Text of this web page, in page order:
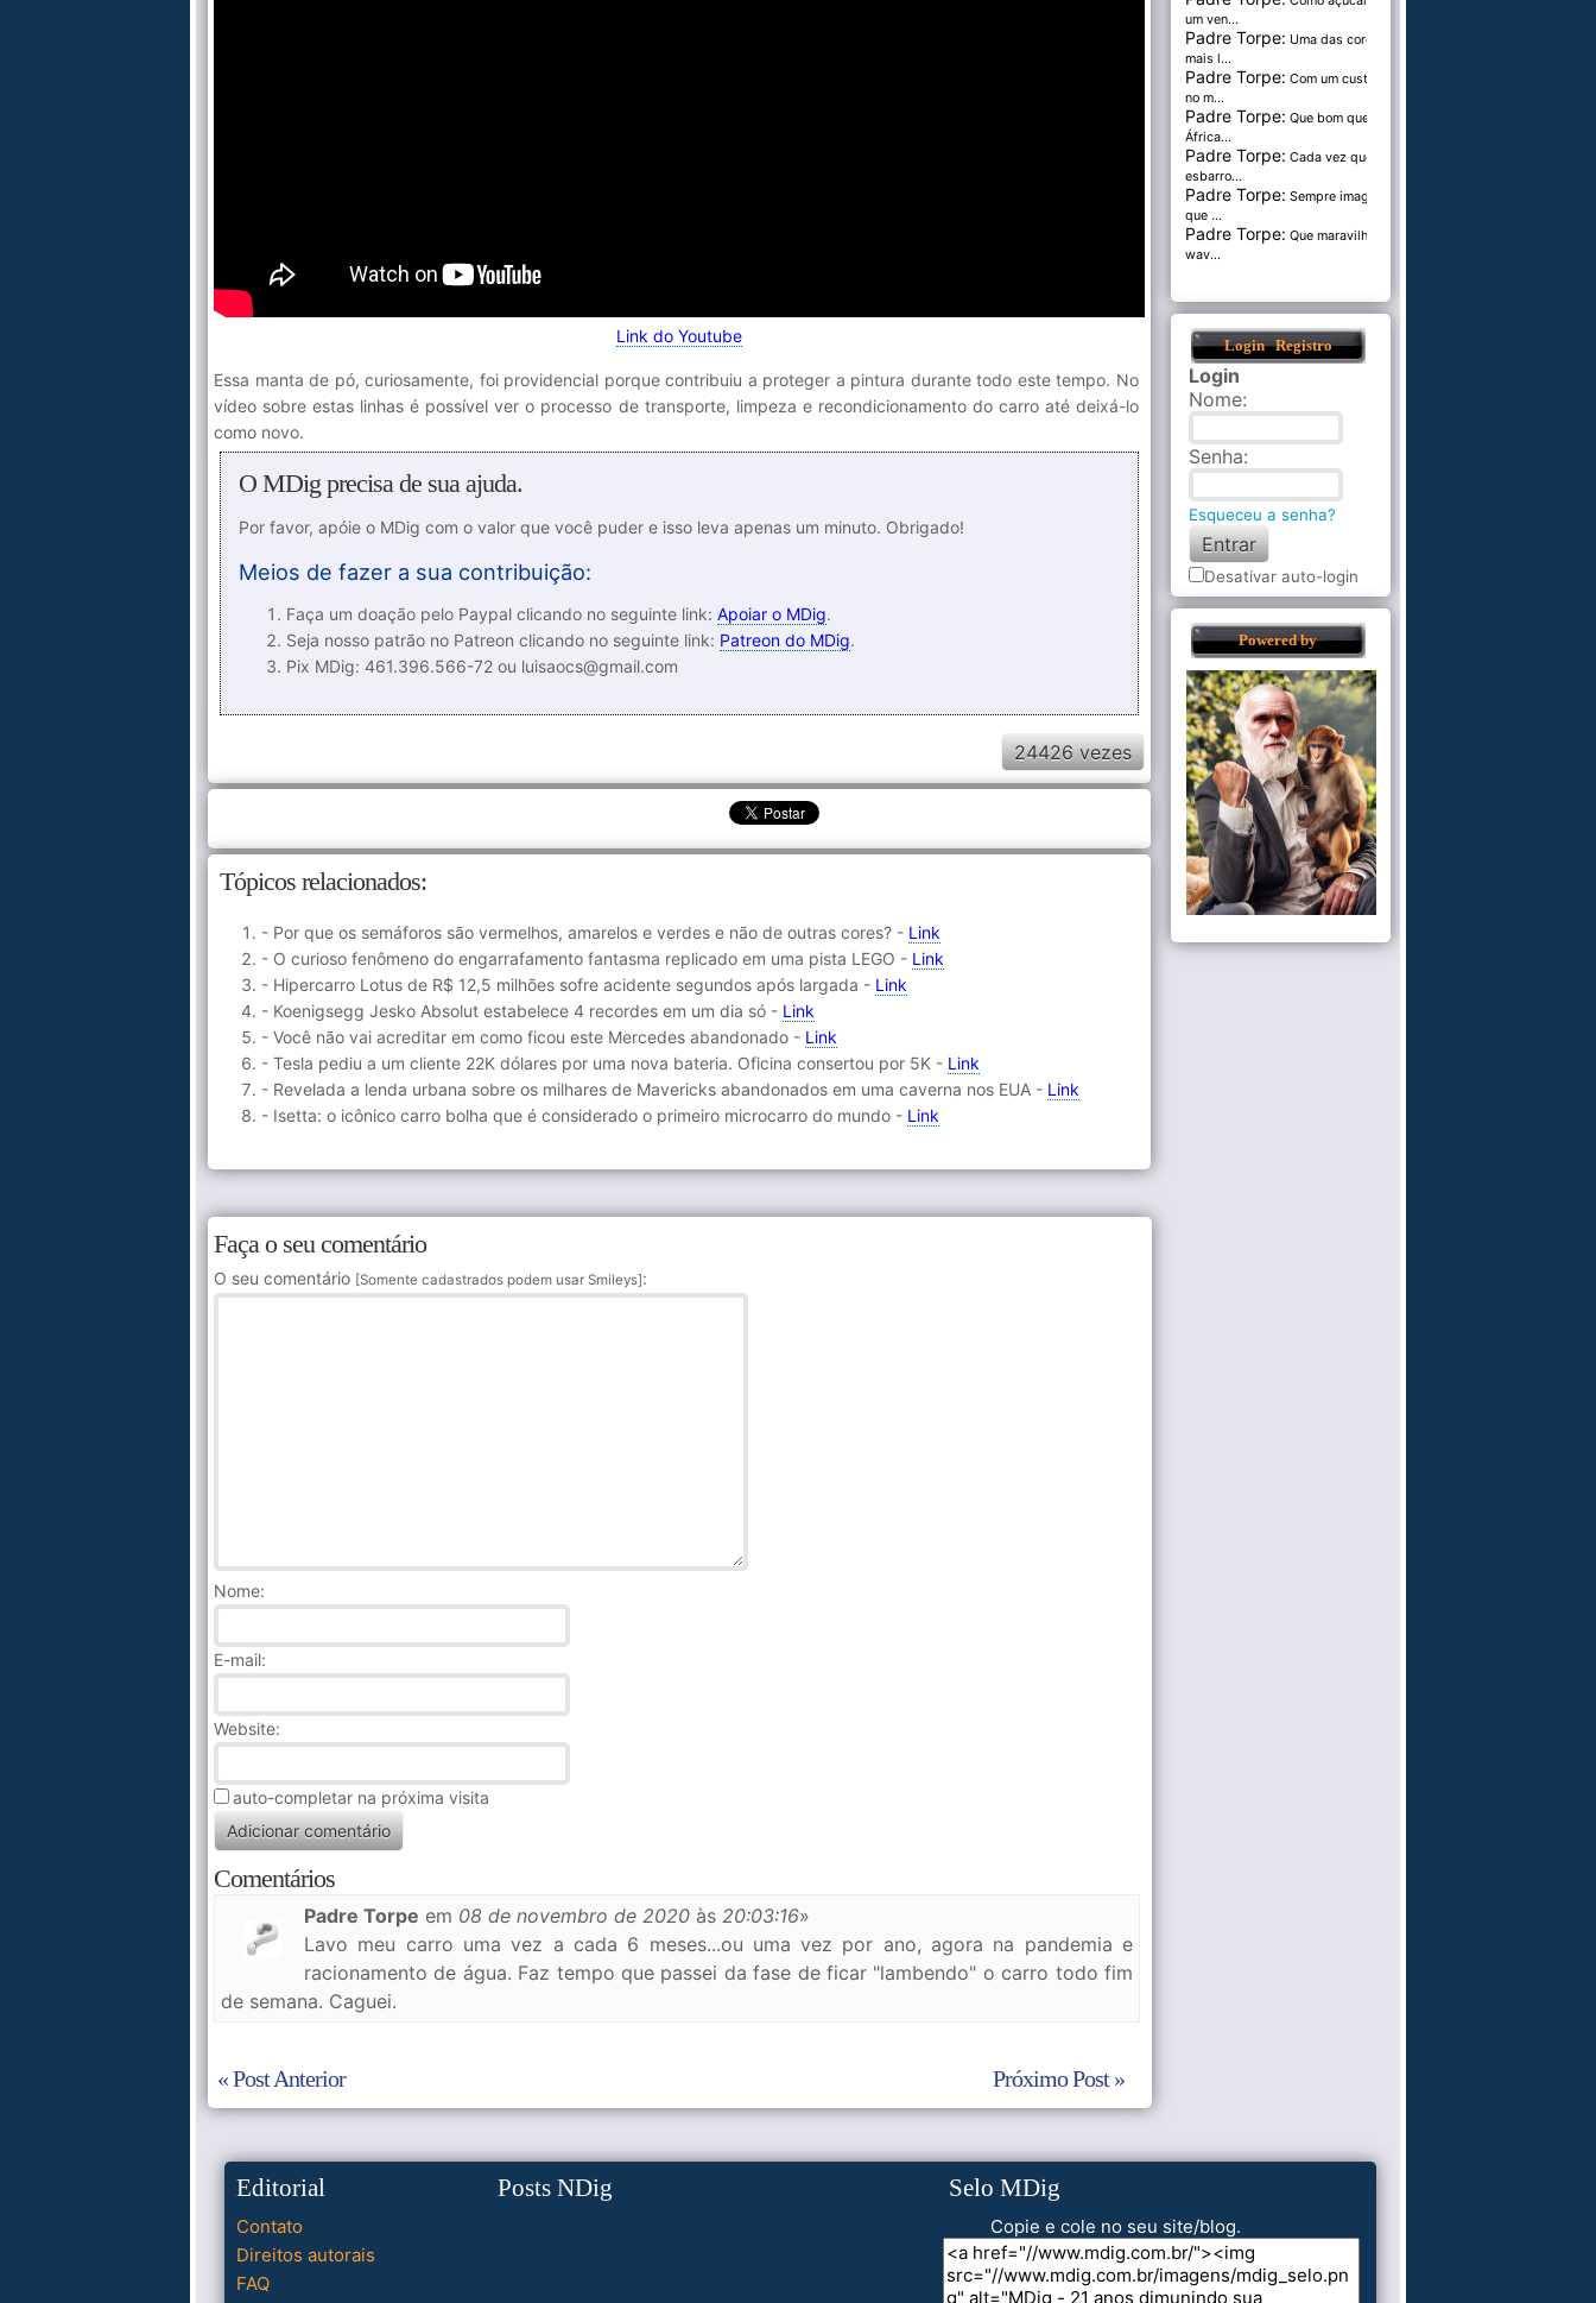
Link do Youtube
Essa manta de pó, curiosamente, foi providencial porque contribuiu a proteger a pintura durante todo este tempo. No
vídeo sobre estas linhas é possível ver o processo de transporte, limpeza e recondicionamento do carro até deixá-lo
como novo.
O MDig precisa de sua ajuda.
Por favor, apóie o MDig com o valor que você puder e isso leva apenas um minuto. Obrigado!
Meios de fazer a sua contribuição:
Faça um doação pelo Paypal clicando no seguinte link: Apoiar o MDig.
Seja nosso patrão no Patreon clicando no seguinte link: Patreon do MDig.
Pix MDig: 461.396.566-72 ou luisaocs@gmail.com
24426 vezes
Tópicos relacionados:
- Por que os semáforos são vermelhos, amarelos e verdes e não de outras cores? - Link
- O curioso fenômeno do engarrafamento fantasma replicado em uma pista LEGO - Link
- Hipercarro Lotus de R$ 12,5 milhões sofre acidente segundos após largada - Link
- Koenigsegg Jesko Absolut estabelece 4 recordes em um dia só - Link
- Você não vai acreditar em como ficou este Mercedes abandonado - Link
- Tesla pediu a um cliente 22K dólares por uma nova bateria. Oficina consertou por 5K - Link
- Revelada a lenda urbana sobre os milhares de Mavericks abandonados em uma caverna nos EUA - Link
- Isetta: o icônico carro bolha que é considerado o primeiro microcarro do mundo - Link
Faça o seu comentário
O seu comentário [Somente cadastrados podem usar Smileys] :
Nome:
E-mail:
Website:
auto-completar na próxima visita
Comentários
Padre Torpe em 08 de novembro de 2020 às 20:03:16»
Lavo meu carro uma vez a cada 6 meses...ou uma vez por ano, agora na pandemia e
racionamento de água. Faz tempo que passei da fase de ficar "lambendo" o carro todo fim
de semana. Caguei.
« Post Anterior Próximo Post »
um ven...
Padre Torpe: Uma das cores
mais l...
Padre Torpe: Com um custo de
no m...
Padre Torpe: Que bom que a
África...
Padre Torpe: Cada vez que
esbarro...
Padre Torpe: Sempre imaginei
que ...
Padre Torpe: Que maravilha de
wav...
Login Registro
Login
Nome:
Senha:
Esqueceu a senha?
Desativar auto-login
Powered by
Editorial
Contato
Direitos autorais
FAQ
Posts NDig Selo MDig
Copie e cole no seu site/blog.